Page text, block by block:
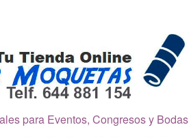
para Eventos, Congresos y Bodas